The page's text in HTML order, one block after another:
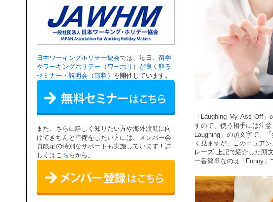
「Laughing My Ass Off」
すので、使う相手には注
Laughing」の頭文字で、
く見ますが、このニュア
レーズ 上記で紹介した頭
一番簡単なのは「Funny
日本ワーキングホリデー協会では、毎日、 留学
やワーキングホリデー（ワーホリ）が良く解る
セミナー・説明会（無料） を開催しています。
また、さらに詳しく知りたい方や海外渡航に向
けてきちんと準備をしたい方には、メンバー会
員限定の特別なサポートも実施しています！詳
しくはこちらから。